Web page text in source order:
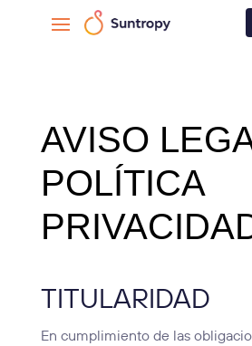
AVISO
POLÍTICA
TITULARIDAD
En cumplimiento de las